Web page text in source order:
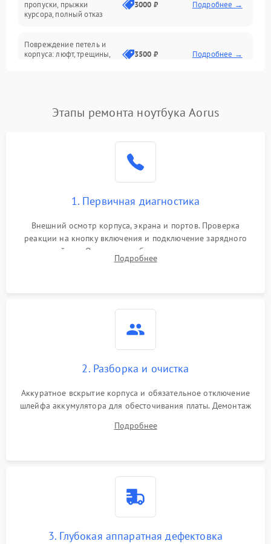
пропуски, прыжки
курсора, полный отказ
3000 ₽ Подробнее →
Повреждение петель и
корпуса: люфт, трещины,
3500 ₽ Подробнее →
невозможность зарядки,
2500 ₽ Подробнее →
2000 ₽
Перегрев из‑за пыли,
неисправности кулера
Выход из строя SSD или
HDD: медленная загрузка,
2000 ₽
Проблемы Wi‑Fi или
Этапы ремонта ноутбука Aorus
1. Первичная диагностика
Внешний осмотр корпуса, экрана и портов. Проверка
реакции на кнопку включения и подключение зарядного
устройства. Оценка потребления тока с помощью
лабораторного блока питания для локализации проблемы.
Подробнее
2. Разборка и очистка
Аккуратное вскрытие корпуса и обязательное отключение
шлейфа аккумулятора для обесточивания платы. Демонтаж
высохшей термопасты с кристаллов чипов.
Подробнее
3. Глубокая аппаратная дефектовка